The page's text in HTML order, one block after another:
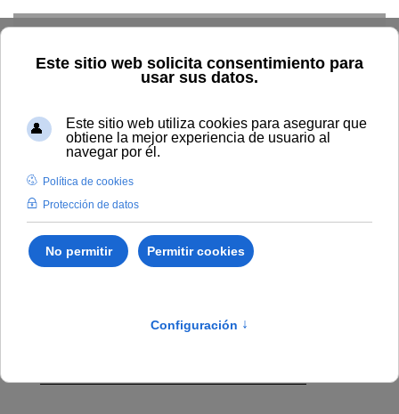
Home Formación Permanente
Normativa Formación
Normativa Formación
Continua